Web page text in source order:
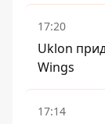
17:20
Uklon
Wings
17:14